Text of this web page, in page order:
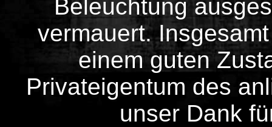
Beleuchtung
vermauert.
einem guten
Privateigentum des
unser Dank